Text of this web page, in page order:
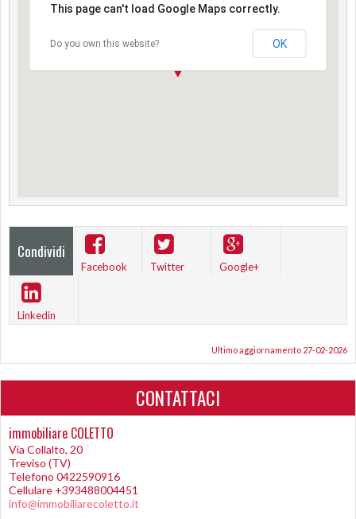
This page can't load Google Maps correctly.
Do you own this website? OK
Condividi
Facebook Twitter Google+
Linkedin
Ultimo aggiornamento 27-02-2026
CONTATTACI
immobiliare COLETTO
Via Collalto, 20
Treviso (TV)
Telefono 0422590916
Cellulare +393488004451
info@immobiliarecoletto.it